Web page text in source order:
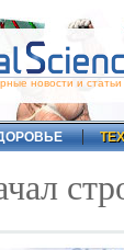
новости и статьи